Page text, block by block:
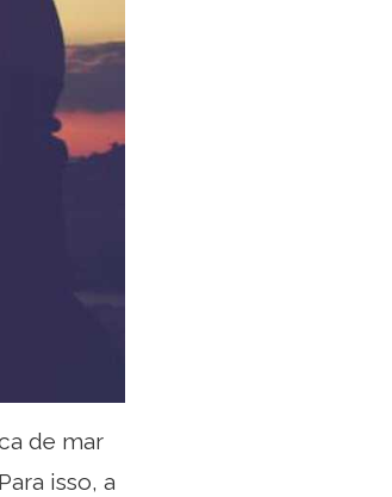
de mar
isso, a